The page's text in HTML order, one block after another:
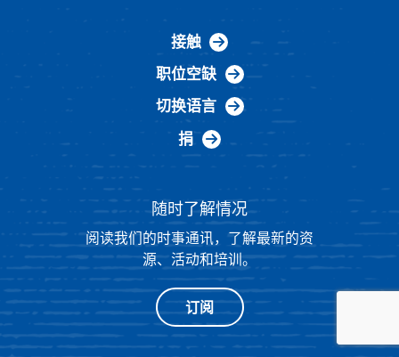
接触
职位空缺
切换语言
捐
随时了解情况
阅读我们的时事通讯，了解最新的资
源、活动和培训。
订阅